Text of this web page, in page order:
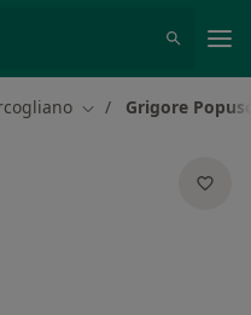
Cambia città
Grigore